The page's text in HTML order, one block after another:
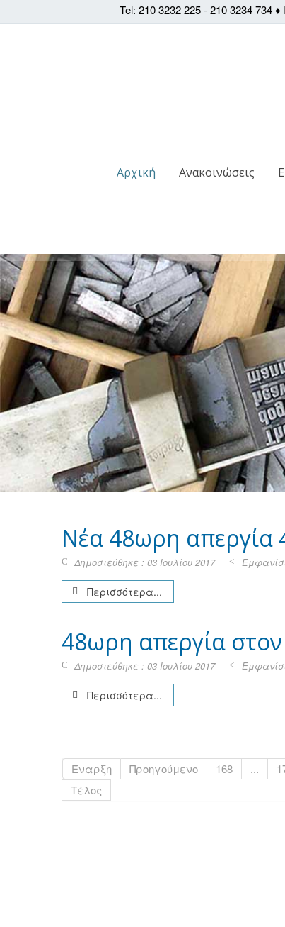
Tel: 210 3232 225 - 210 3234 734 ♦
Αρχική Ανακοινώσεις
Νέα 48ωρη απεργία
Δημοσιεύθηκε : 03 Ιουλίου 2017
Περισσότερα...
48ωρη απεργία
Δημοσιεύθηκε : 03 Ιουλίου 2017
Περισσότερα...
Έναρξη Προηγούμενο 168 ...
Τέλος